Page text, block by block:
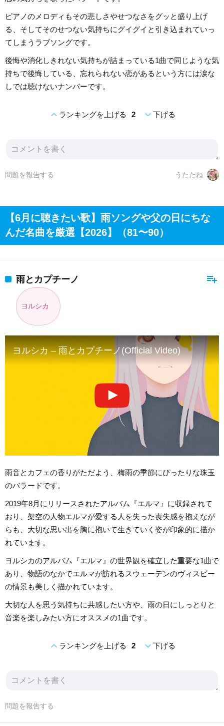
ピアノのメロディもその悲しさやせつなさをグッと盛り上げ
る、そしてそのせつない気持ちにグイグイと引き込まれていっ
てしまうラブソングです。
後悔や消化しきれない気持ちが詰まっている1曲で同じような気
持ちで後悔している、忘れられない恋があるという方には涙な
しでは聴けないナンバーです。
expand_lessランキングを上げる 2 expand_more下げる
うたたね
問題を報告する
【6月に聴きたい歌】雨ソングや父の日にちな
んだ名曲を厳選【2026】（81〜90）
playlist_add
雨とカプチーノ
ヨルシカ
ヨルシカ – 雨とカプチーノ(Official Video)
雨音とカフェの香りがただよう、梅雨の季節にぴったりな珠玉
のバラードです。
2019年8月にリリースされたアルバム『エルマ』に収録されて
おり、架空の人物エルマが愛する人を失った喪失感を抱えなが
らも、大切な思い出を胸に抱いて生きていく姿が印象的に描か
れています。
ヨルシカのアルバム『エルマ』の世界観を確立した重要な1曲で
あり、物語のなかでエルマが訪れるスウェーデンのヴィスビー
の情景も美しく描かれています。
大切な人を思う気持ちに共感したい方や、雨の日にしっとりと
音楽を楽しみたい方にオススメの1曲です。
expand_lessランキングを上げる 2 expand_more下げる
問題を報告する